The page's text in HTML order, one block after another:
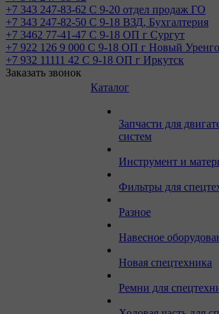
+7 343 247-83-62 С 9-20 отдел продаж ГО
+7 343 247-82-50 С 9-18 ВЗД, Бухгалтерия
+7 3462 77-41-47 С 9-18 ОП г Сургут
+7 922 126 9 000 С 9-18 ОП г Новый
+7 932 11111 42 С 9-18 ОП г Иркутск
Заказать звонок
Каталог
Запчасти для
систем
Инструмент и
Фильтры для
Разное
Навесное
Новая спецтехника
Ремни для